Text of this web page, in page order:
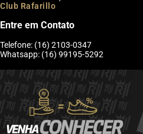
Club Rafarillo
Entre em Contato
Telefone: (16) 2103-0347
Whatsapp: (16) 99195-5292